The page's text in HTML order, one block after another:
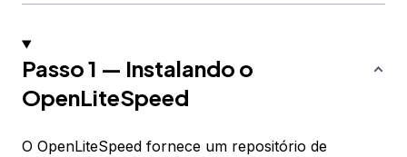
Passo 1 — Instalando o
OpenLiteSpeed
O OpenLiteSpeed fornece um repositório de